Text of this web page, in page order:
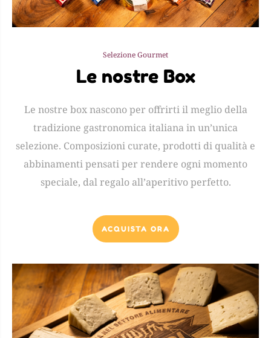
Selezione Gourmet
Le nostre Box
Le nostre box nascono per offrirti il meglio della
tradizione gastronomica italiana in un’unica
selezione. Composizioni curate, prodotti di qualità e
abbinamenti pensati per rendere ogni momento
speciale, dal regalo all’aperitivo perfetto.
ACQUISTA ORA